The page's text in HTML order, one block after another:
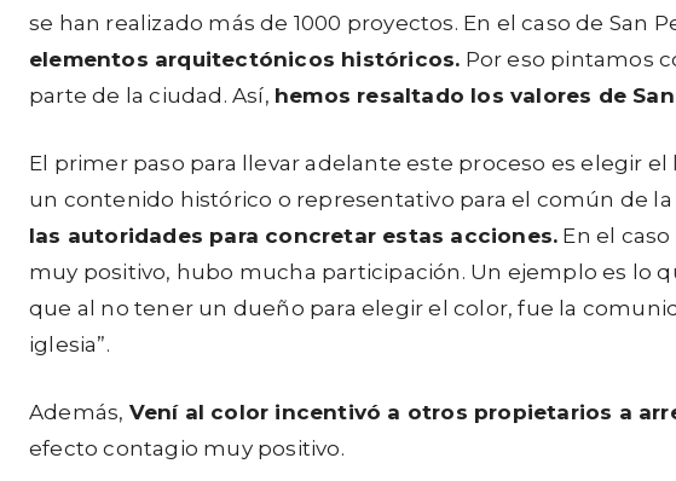
se han realizado más de 1000 proyectos. En el caso de San
elementos arquitectónicos históricos. Por eso pintamos
parte de la ciudad. Así, hemos resaltado los valores de
El primer paso para llevar adelante este proceso es elegir
un contenido histórico o representativo para el común de la
las autoridades para concretar estas acciones. En el
muy positivo, hubo mucha participación. Un ejemplo es lo
que al no tener un dueño para elegir el color, fue la
iglesia”.
Además, Vení al color incentivó a otros propietarios a
efecto contagio muy positivo.